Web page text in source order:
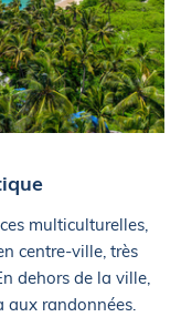
multiculturelles,
centre-ville, très
dehors de la ville,
aux randonnées.